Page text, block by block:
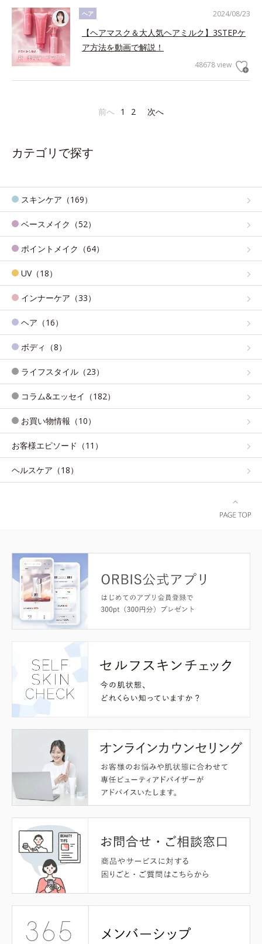
2024/08/23
ヘア
【ヘアマスク＆大人気ヘアミルク】3STEPケ
ア方法を動画で解説！
48678 view
前へ 1 2 次へ
カテゴリで探す
スキンケア（169）
ベースメイク（52）
ポイントメイク（64）
UV（18）
インナーケア（33）
ヘア（16）
ボディ（8）
ライフスタイル（23）
コラム&エッセイ（182）
お買い物情報（10）
お客様エピソード（11）
ヘルスケア（18）